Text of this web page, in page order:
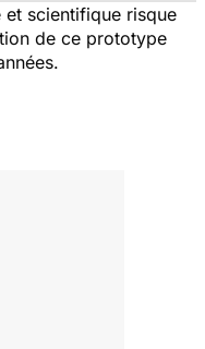
scientifique risque
de ce prototype